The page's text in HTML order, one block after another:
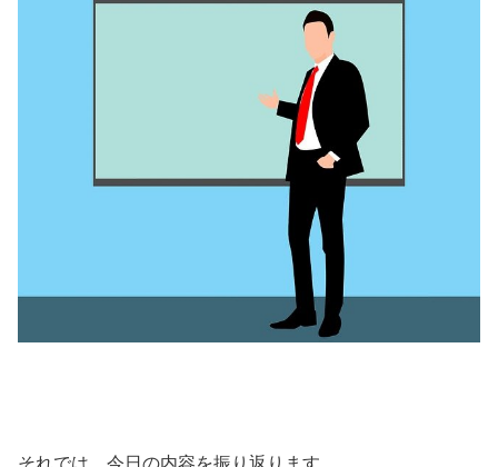
それでは、今日の内容を振り返ります。